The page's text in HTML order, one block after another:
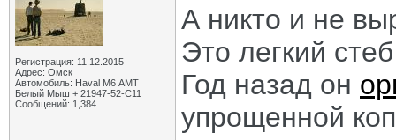
Регистрация: 11.12.2015
Адрес: Омск
Автомобиль: Haval M6 АМТ
Белый Мыш + 21947-52-С11
Сообщений: 1,384
А никто и не
Это легкий
Год назад он
упрощенной